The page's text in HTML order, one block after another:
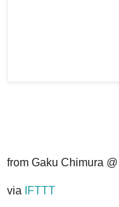
from Gaku Chimura
via IFTTT